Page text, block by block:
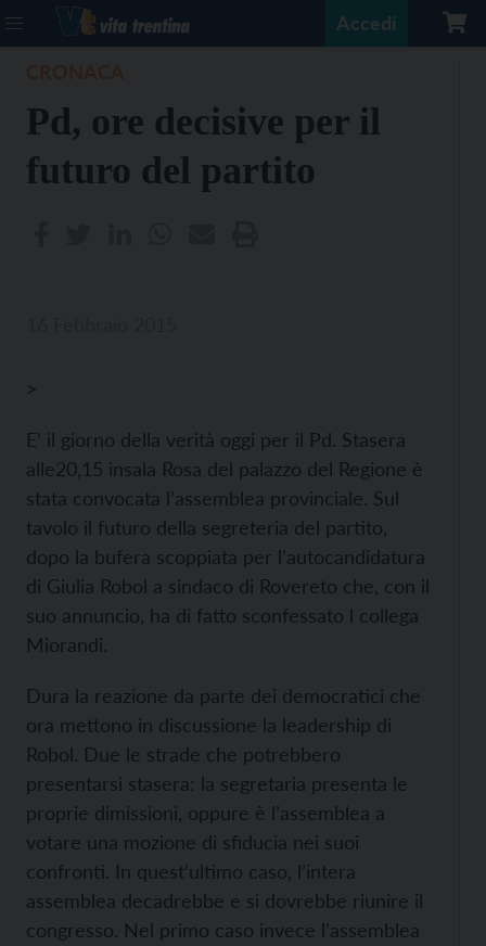
Accedi
Pd, ore decisive per il
futuro del partito
>
E’ il giorno della verità oggi per il Pd. Stasera
alle20,15 insala Rosa del palazzo del Regione è
stata convocata l’assemblea provinciale. Sul
tavolo il futuro della segreteria del partito,
dopo la bufera scoppiata per l’autocandidatura
di Giulia Robol a sindaco di Rovereto che, con il
suo annuncio, ha di fatto sconfessato l collega
Miorandi.
Dura la reazione da parte dei democratici che
ora mettono in discussione la leadership di
Robol. Due le strade che potrebbero
presentarsi stasera: la segretaria presenta le
proprie dimissioni, oppure è l’assemblea a
votare una mozione di sfiducia nei suoi
confronti. In quest’ultimo caso, l’intera
assemblea decadrebbe e si dovrebbe riunire il
congresso. Nel primo caso invece l’assemblea